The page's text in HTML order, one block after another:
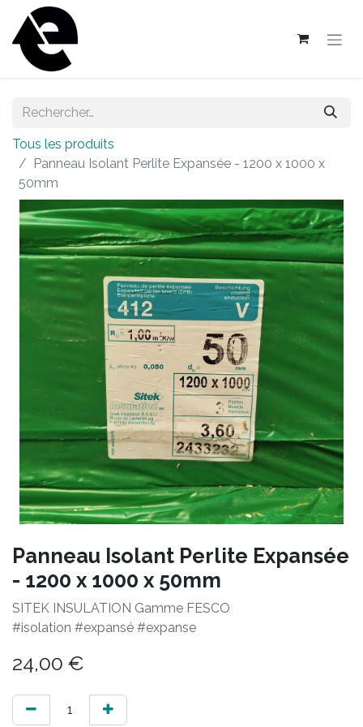
Tous les produits
Panneau Isolant Perlite Expansée - 1200 x 1000 x
50mm
Panneau Isolant Perlite Expansée
- 1200 x 1000 x 50mm
SITEK INSULATION Gamme FESCO
#isolation #expansé #expanse
24,00 €